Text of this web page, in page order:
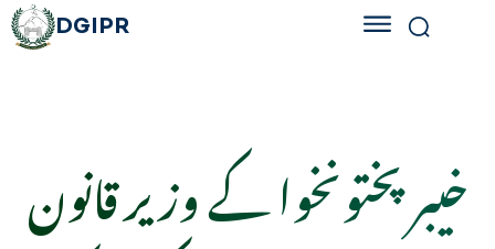
DGIPR
خیبرپختونخوا کے وزیر قانون